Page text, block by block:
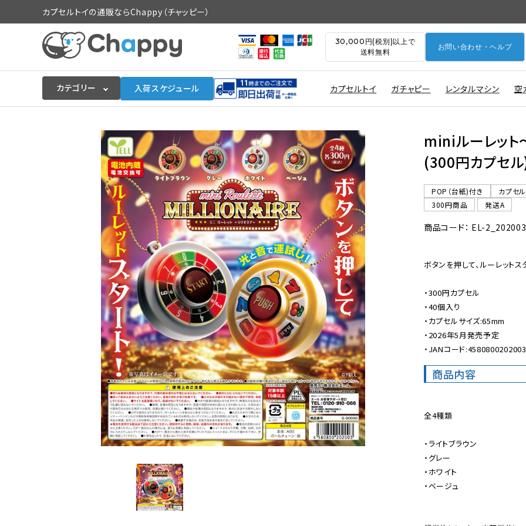
カプセルトイの通販ならChappy（チャッピー）
30,000円(税別)以上で
送料無料
お問い合わせ・ヘルプ
カテゴリー 入荷スケジュール カプセルトイ ガチャピー レンタルマシン 空
入荷スケジュールをチェック
カプセルトイマシン本体
販促用空カプセル
販促用カプセルトイ
よくあるご質問
ご利用ガイド
06-6282-7659
miniルーレット
(300円カプセ
POP（台紙)付き
カプセ
300円商品
発送A
商品コード： EL-2_202003
ボタンを押して、ルーレットス
・300円カプセル
・40個入り
・カプセルサイズ:65mm
・2026年5月発売予定
・JANコード:4580800202003
商品内容
全4種類
・ライトブラウン
・グレー
・ホワイト
・ベージュ